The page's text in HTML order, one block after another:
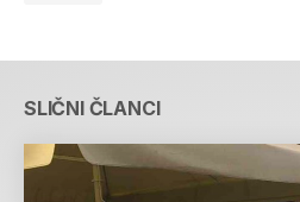
SLIČNI ČLANCI